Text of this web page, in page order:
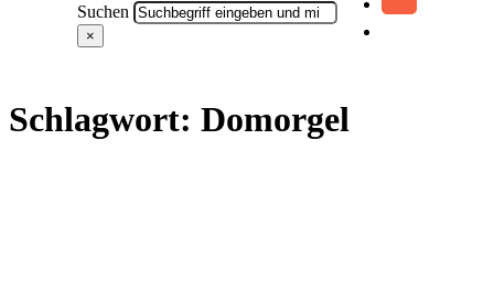
Suchen
×
Schlagwort: Domorgel